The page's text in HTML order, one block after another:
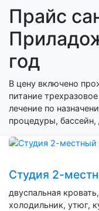
Прайс
год
В цену включено
питание
лечение по
процедуры,
Студия 2-
двуспальная
холодильник, утюг,